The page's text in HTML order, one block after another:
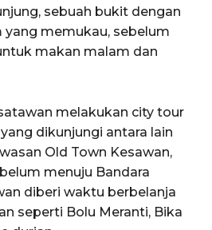
sebuah bukit dengan
memukau, sebelum
makan malam dan
melakukan city tour
dikunjungi antara lain
Old Town Kesawan,
menuju Bandara
diberi waktu berbelanja
seperti Bolu Meranti, Bika